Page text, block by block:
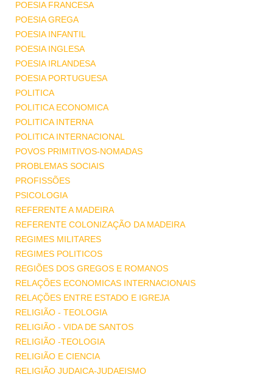
POESIA FRANCESA
POESIA GREGA
POESIA INFANTIL
POESIA INGLESA
POESIA IRLANDESA
POESIA PORTUGUESA
POLITICA
POLITICA ECONOMICA
POLITICA INTERNA
POLITICA INTERNACIONAL
POVOS PRIMITIVOS-NOMADAS
PROBLEMAS SOCIAIS
PROFISSÕES
PSICOLOGIA
REFERENTE A MADEIRA
REFERENTE COLONIZAÇÃO DA MADEIRA
REGIMES MILITARES
REGIMES POLITICOS
REGIÕES DOS GREGOS E ROMANOS
RELAÇÕES ECONOMICAS INTERNACIONAIS
RELAÇÕES ENTRE ESTADO E IGREJA
RELIGIÃO - TEOLOGIA
RELIGIÃO - VIDA DE SANTOS
RELIGIÃO -TEOLOGIA
RELIGIÃO E CIENCIA
RELIGIÃO JUDAICA-JUDAEISMO